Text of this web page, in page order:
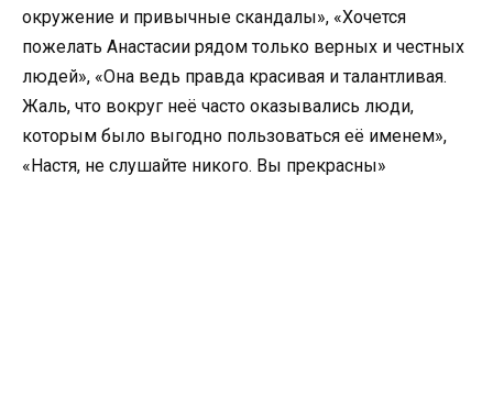
окружение и привычные скандалы», «Хочется
пожелать Анастасии рядом только верных и честных
людей», «Она ведь правда красивая и талантливая.
Жаль, что вокруг неё часто оказывались люди,
которым было выгодно пользоваться её именем»,
«Настя, не слушайте никого. Вы прекрасны»